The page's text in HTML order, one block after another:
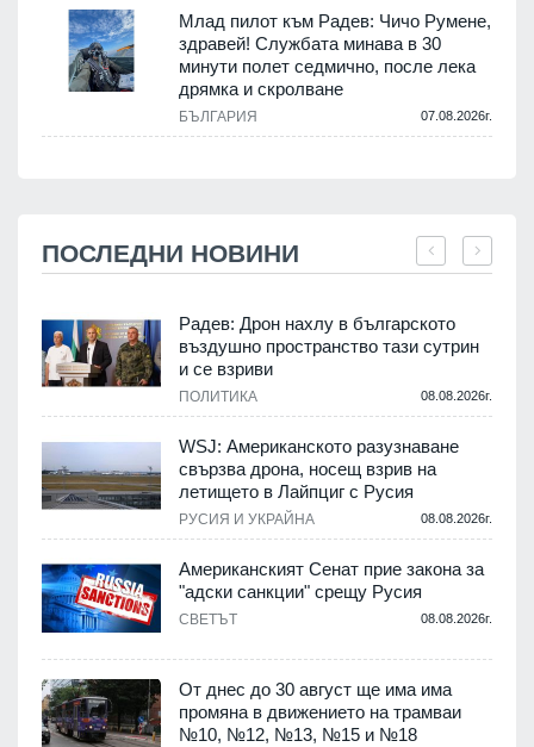
Млад пилот към Радев: Чичо Румене,
здравей! Службата минава в 30
минути полет седмично, после лека
дрямка и скролване
БЪЛГАРИЯ 07.08.2026г.
ПОСЛЕДНИ НОВИНИ
Радев: Дрон нахлу в българското
въздушно пространство тази сутрин
и се взриви
ПОЛИТИКА 08.08.2026г.
WSJ: Американското разузнаване
свързва дрона, носещ взрив на
летището в Лайпциг с Русия
РУСИЯ И УКРАЙНА 08.08.2026г.
Американският Сенат прие закона за
"адски санкции" срещу Русия
СВЕТЪТ 08.08.2026г.
От днес до 30 август ще има има
промяна в движението на трамваи
№10, №12, №13, №15 и №18